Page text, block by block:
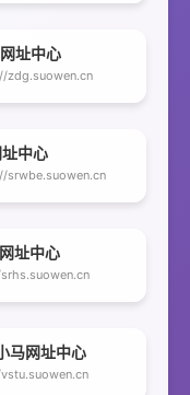
址中心
zdg.suowen.cn
中心
srwbe.suowen.cn
址中心
马网址中心